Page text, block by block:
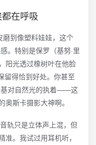
在呼吸
到像塑料娃娃，这个
。特别是保罗（基努·里
阳光透过橡树叶在他脸
留得恰到好处。你甚至
基对自然光的执着——这
斯卡摄影大神啊。
轨只是立体声上混，但
。我试过用耳机听，